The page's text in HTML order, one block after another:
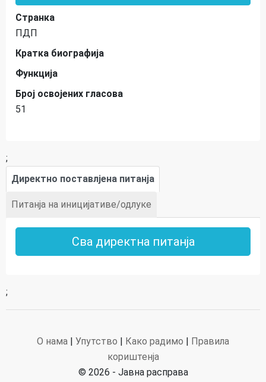
Странка
ПДП
Кратка биографија
Функција
Број освојених гласова
51
;
Директно поставлјена питанја
Питанја на иницијативе/одлуке
Сва директна питанја
;
О нама | Упутство | Како радимо | Правила
кориштенја
© 2026 - Јавна расправа